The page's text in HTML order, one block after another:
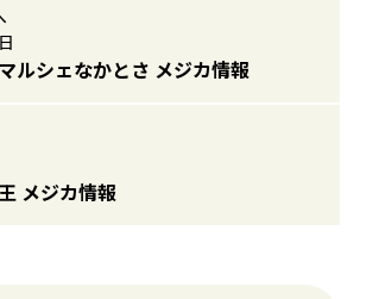
ルシェなかとさ メジカ情報
メジカ情報